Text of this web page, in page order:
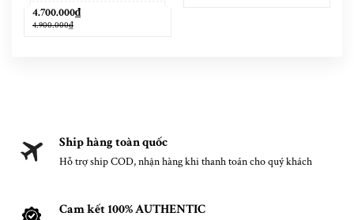
4.700.000₫
4.900.000₫
Ship hàng toàn quốc
Hỗ trợ ship COD, nhận hàng khi thanh toán cho quý khách
Cam kết 100% AUTHENTIC